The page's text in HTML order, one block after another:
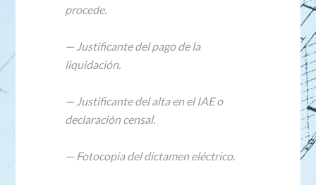
procede.
— Justificante del pago de la
liquidación.
— Justificante del alta en el IAE o
declaración censal.
— Fotocopia del dictamen eléctrico.